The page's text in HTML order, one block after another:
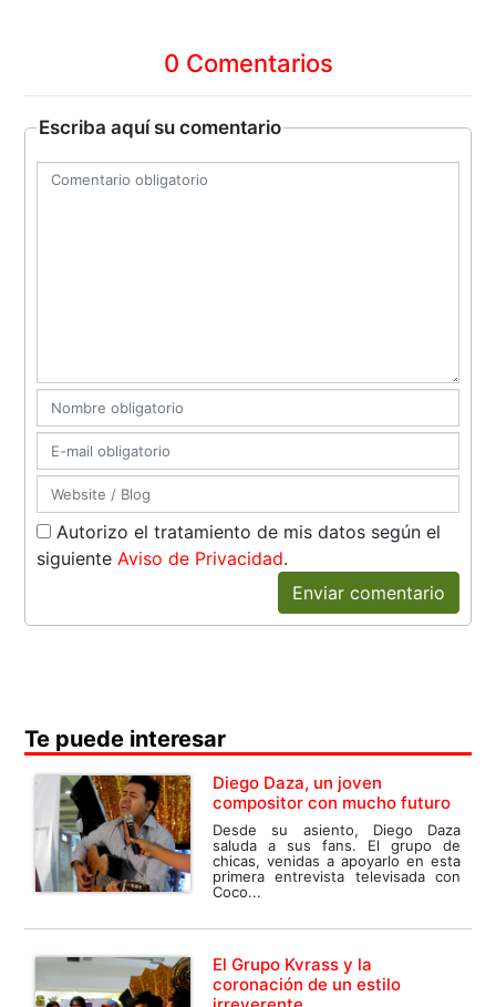
0 Comentarios
Escriba aquí su comentario
Autorizo el tratamiento de mis datos según el
siguiente Aviso de Privacidad.
Enviar comentario
Te puede interesar
Diego Daza, un joven
compositor con mucho futuro
Desde su asiento, Diego Daza
saluda a sus fans. El grupo de
chicas, venidas a apoyarlo en esta
primera entrevista televisada con
Coco...
El Grupo Kvrass y la
coronación de un estilo